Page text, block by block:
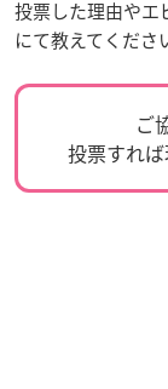
投票した理由やエ
にて教えてくださ
ご
投票すれ